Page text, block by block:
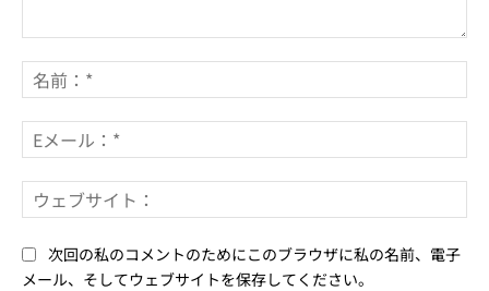
メ
ン
ト：
前
*
メ
ー
*ェ
次回の私のコメントのためにこのブラウザに私の名前、電子
メール、そしてウェブサイトを保存してください。